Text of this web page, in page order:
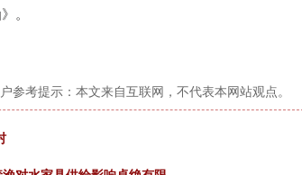
。
参考提示：本文来自互联网，不代表本网站观点。